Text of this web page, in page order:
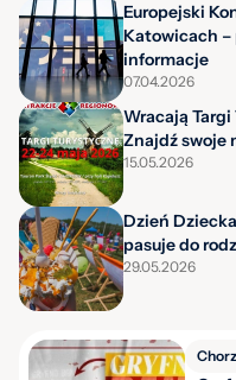
Europejski
Katowicach –
informacje
07.04.2026
Wracają Targi
Znajdź swoje
15.05.2026
Dzień
pasuje do
29.05.2026